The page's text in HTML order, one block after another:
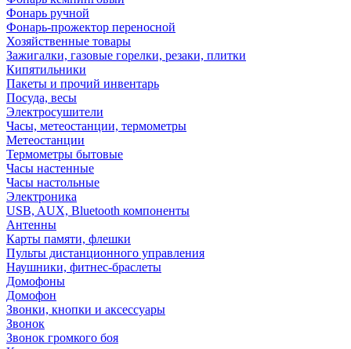
Фонарь ручной
Фонарь-прожектор переносной
Хозяйственные товары
Зажигалки, газовые горелки, резаки, плитки
Кипятильники
Пакеты и прочий инвентарь
Посуда, весы
Электросушители
Часы, метеостанции, термометры
Метеостанции
Термометры бытовые
Часы настенные
Часы настольные
Электроника
USB, AUX, Bluetooth компоненты
Антенны
Карты памяти, флешки
Пульты дистанционного управления
Наушники, фитнес-браслеты
Домофоны
Домофон
Звонки, кнопки и аксессуары
Звонок
Звонок громкого боя